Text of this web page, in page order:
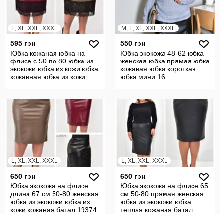
L, XL, XXL, XXXL
595 грн
Юбка кожаная юбка на
флисе с 50 по 80 юбка из
экокожи юбка из кожи юбка
кожанная юбка из кожи
M, L, XL, XXL, XXXL
550 грн
Юбка экокожа 48-62 юбка
женская юбка прямая юбка
кожаная юбка короткая
юбка мини 16
L, XL, XXL, XXXL
650 грн
Юбка экокожа на флисе
длина 67 см 50-80 женская
юбка из экокожи юбка из
кожи кожаная батал 19374
L, XL, XXL, XXXL
650 грн
Юбка экокожа на флисе 65
см 50-80 прямая женская
юбка из экокожи юбка
теплая кожаная батал